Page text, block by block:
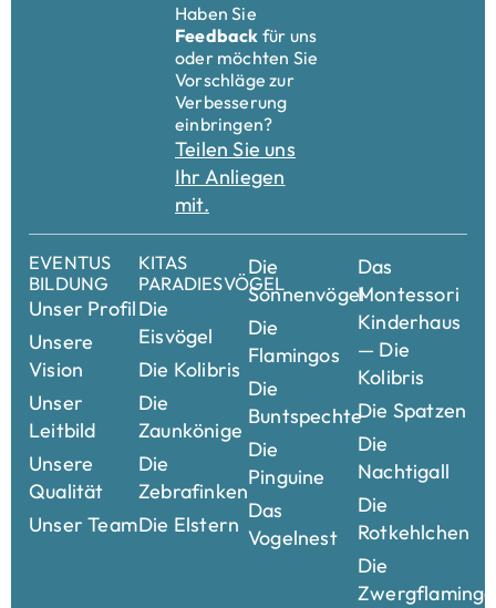
Haben Sie
Feedback für uns
oder möchten Sie
Vorschläge zur
Verbesserung
einbringen?
Teilen Sie uns
Ihr Anliegen
mit.
EVENTUS
BILDUNG
Unser Profil
Unsere
Vision
Unser
Leitbild
Unsere
Qualität
Unser Team
KITAS
PARADIESVÖGEL
Die
Eisvögel
Die Kolibris
Die
Zaunkönige
Die
Zebrafinken
Die Elstern
Die
Sonnenvögel
Die
Flamingos
Die
Buntspechte
Die
Pinguine
Das
Vogelnest
Das
Montessori
Kinderhaus
— Die
Kolibris
Die Spatzen
Die
Nachtigall
Die
Rotkehlchen
Die